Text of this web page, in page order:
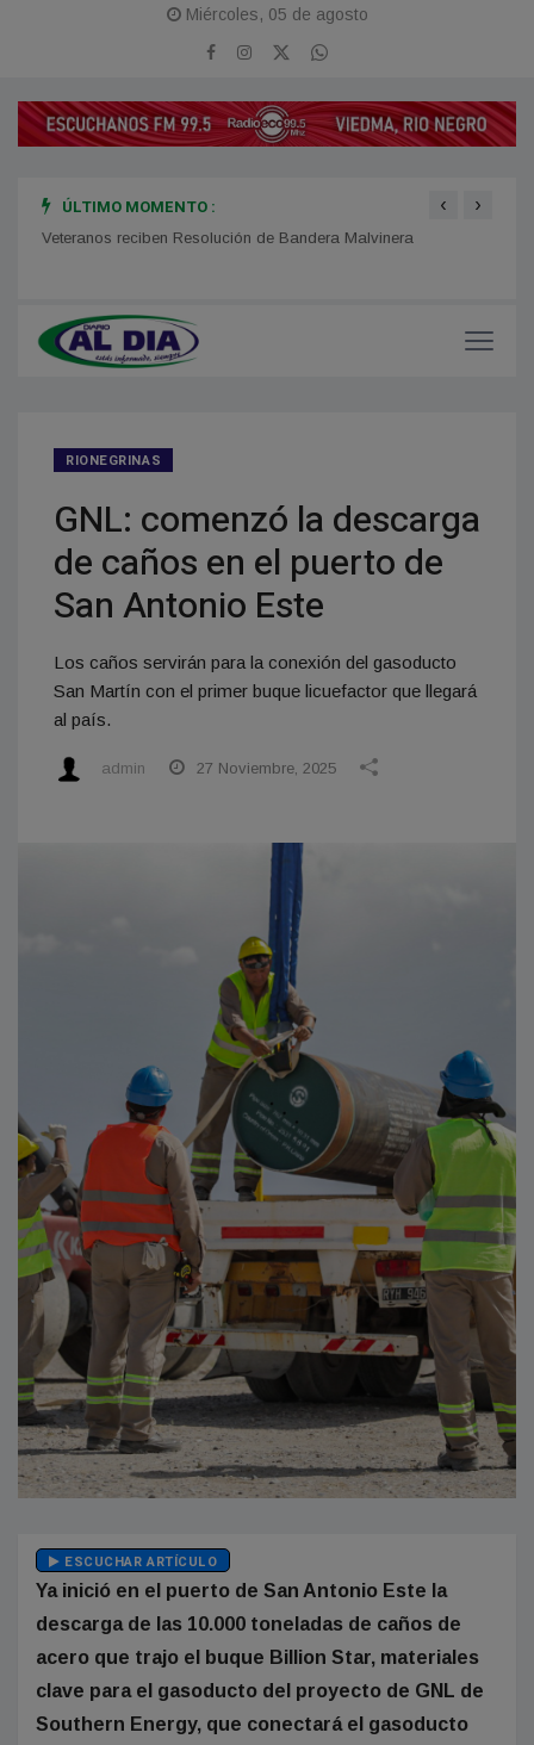
Miércoles, 05 de agosto
ÚLTIMO MOMENTO :
Veteranos reciben Resolución de Bandera Malvinera
‹ ›
RIONEGRINAS
GNL: comenzó la descarga
de caños en el puerto de
San Antonio Este
Los caños servirán para la conexión del gasoducto
San Martín con el primer buque licuefactor que llegará
al país.
admin 27 Noviembre, 2025
ESCUCHAR ARTÍCULO
Ya inició en el puerto de San Antonio Este la
descarga de las 10.000 toneladas de caños de
acero que trajo el buque Billion Star, materiales
clave para el gasoducto del proyecto de GNL de
Southern Energy, que conectará el gasoducto